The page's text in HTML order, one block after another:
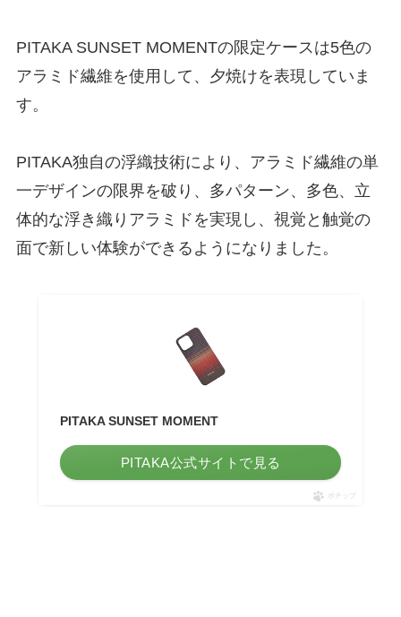
PITAKA SUNSET MOMENTの限定ケースは5色の
アラミド繊維を使用して、夕焼けを表現していま
す。
PITAKA独自の浮織技術により、アラミド繊維の単
一デザインの限界を破り、多パターン、多色、立
体的な浮き織りアラミドを実現し、視覚と触覚の
面で新しい体験ができるようになりました。
PITAKA SUNSET MOMENT
PITAKA公式サイトで見る
ポチップ